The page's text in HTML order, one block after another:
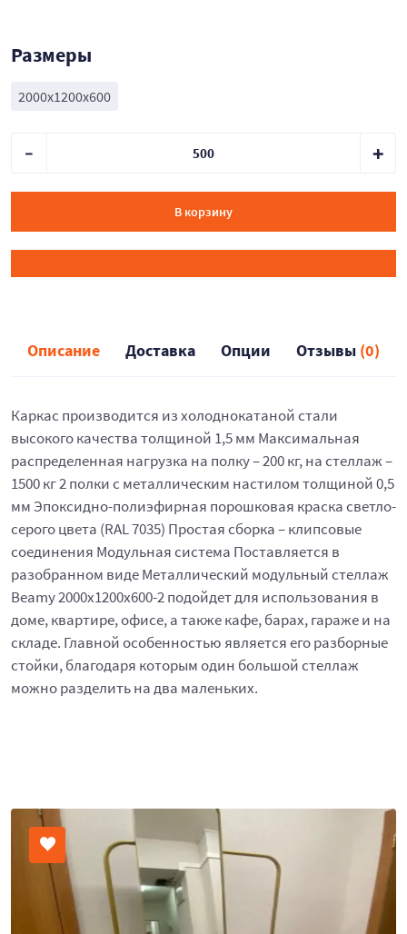
Размеры
2000x1200x600
В корзину
Описание Доставка Опции Отзывы (0)
Каркас производится из холоднокатаной стали
высокого качества толщиной 1,5 мм Максимальная
распределенная нагрузка на полку – 200 кг, на стеллаж –
1500 кг 2 полки с металлическим настилом толщиной 0,5
мм Эпоксидно-полиэфирная порошковая краска светло-
серого цвета (RAL 7035) Простая сборка – клипсовые
соединения Модульная система Поставляется в
разобранном виде Металлический модульный стеллаж
Beamy 2000x1200x600-2 подойдет для использования в
доме, квартире, офисе, а также кафе, барах, гараже и на
складе. Главной особенностью является его разборные
стойки, благодаря которым один большой стеллаж
можно разделить на два маленьких.